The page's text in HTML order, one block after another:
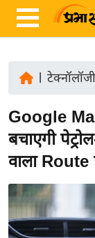
ज़ा
ख
र
रा
ष्ट्री
य
टेक्नॉलॉजी
Google
बचाएगी
वाला